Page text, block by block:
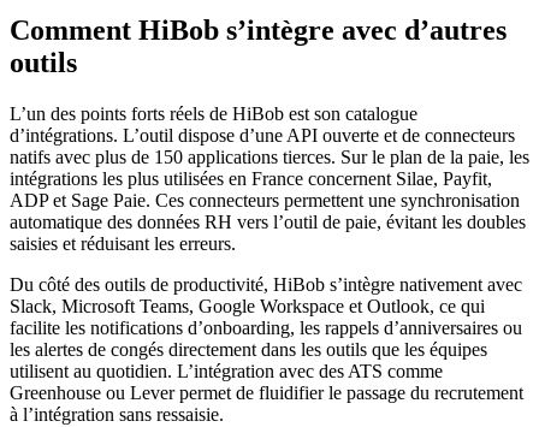
Comment HiBob s’intègre avec d’autres
outils
L’un des points forts réels de HiBob est son catalogue
d’intégrations. L’outil dispose d’une API ouverte et de connecteurs
natifs avec plus de 150 applications tierces. Sur le plan de la paie, les
intégrations les plus utilisées en France concernent Silae, Payfit,
ADP et Sage Paie. Ces connecteurs permettent une synchronisation
automatique des données RH vers l’outil de paie, évitant les doubles
saisies et réduisant les erreurs.
Du côté des outils de productivité, HiBob s’intègre nativement avec
Slack, Microsoft Teams, Google Workspace et Outlook, ce qui
facilite les notifications d’onboarding, les rappels d’anniversaires ou
les alertes de congés directement dans les outils que les équipes
utilisent au quotidien. L’intégration avec des ATS comme
Greenhouse ou Lever permet de fluidifier le passage du recrutement
à l’intégration sans ressaisie.